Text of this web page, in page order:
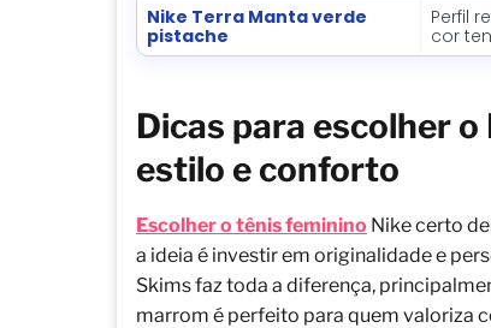
Nike Terra Manta verde
pistache
Perfil
cor
Dicas para escolher
estilo e conforto
Escolher o tênis feminino Nike certo
a ideia é investir em originalidade e
Skims faz toda a diferença,
marrom é perfeito para quem valoriza